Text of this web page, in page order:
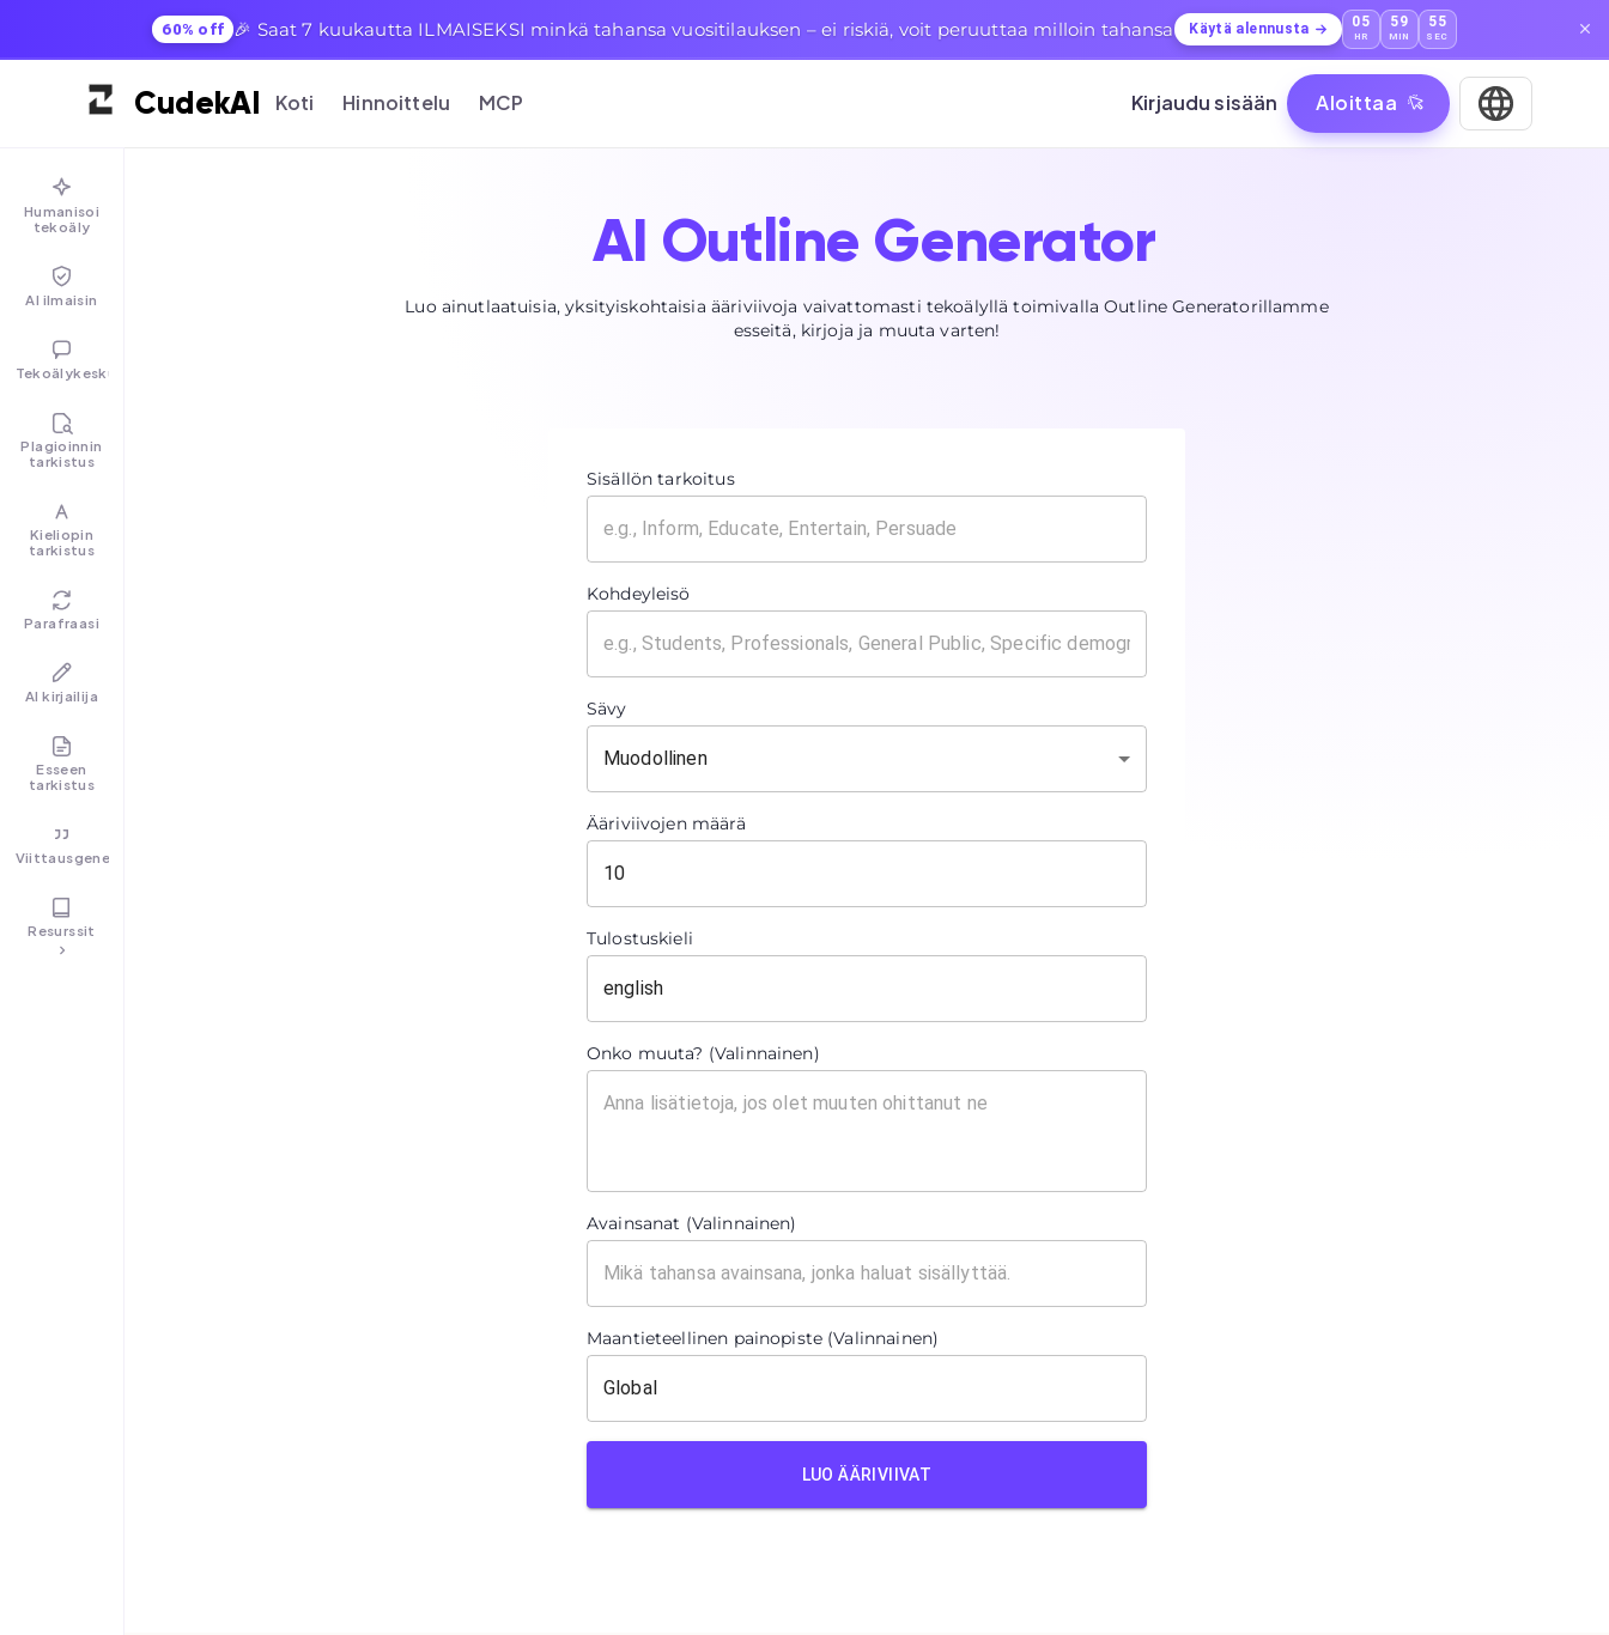
60% off 🎉 Saat 7 kuukautta ILMAISEKSI minkä tahansa vuositilauksen – ei riskiä, voit peruuttaa milloin tahansa Käytä alennusta 05
HR
59
MIN
54
SEC
CudekAI Koti Hinnoittelu MCP Kirjaudu sisään Aloittaa
Humanisoi
tekoäly
AI ilmaisin
Tekoälykeskustelu
Plagioinnin
tarkistus
Kieliopin
tarkistus
Parafraasi
AI kirjailija
Esseen
tarkistus
Viittausgeneraattori
Resurssit
AI Outline Generator
Luo ainutlaatuisia, yksityiskohtaisia ääriviivoja vaivattomasti tekoälyllä toimivalla Outline Generatorillamme
esseitä, kirjoja ja muuta varten!
Sisällön tarkoitus
Kohdeyleisö
Sävy
Muodollinen
Ääriviivojen määrä
Tulostuskieli
Onko muuta? (Valinnainen)
Avainsanat (Valinnainen)
Maantieteellinen painopiste (Valinnainen)
LUO ÄÄRIVIIVAT